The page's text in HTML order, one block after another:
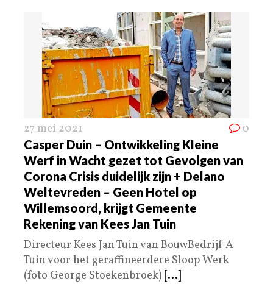
27 mei 2021 0
Casper Duin – Ontwikkeling Kleine
Werf in Wacht gezet tot Gevolgen van
Corona Crisis duidelijk zijn + Delano
Weltevreden – Geen Hotel op
Willemsoord, krijgt Gemeente
Rekening van Kees Jan Tuin
Directeur Kees Jan Tuin van BouwBedrijf A
Tuin voor het geraffineerdere Sloop Werk
(foto George Stoekenbroek) [...]